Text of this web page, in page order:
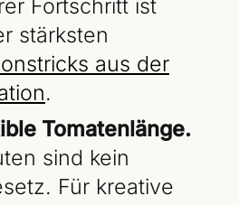
Fortschritt ist
stärksten
aus der
.
Tomatenlänge.
sind kein
Für kreative